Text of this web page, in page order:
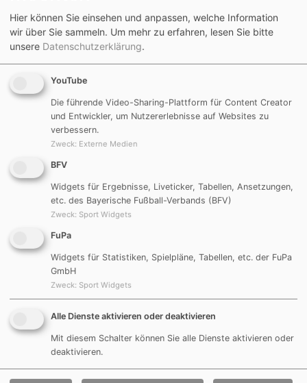
ein Zeichen setzen, um in der aktuellen Zeit
zusammenzustehen, gegenseitig gut aufeinander
aufzupassen, sich zu unterstützen,
auch mal Verzicht zu üben
und sich solidarisch zu verhalten.
Gleichzeitig möchten wir uns bei allen bedanken,
die mit ihrem Handeln aktuell zu einer
Aufrechterhaltung von Normalität
und zur Sicherstellung des Alltags beitragen.
Gemeinsam gegen Corona.
Eure DJK Göggelsbuch!
Hier können Sie einsehen und anpassen, welche Information
wir über Sie sammeln. Um mehr zu erfahren, lesen Sie bitte
unsere Datenschutzerklärung.
YouTube
Die führende Video-Sharing-Plattform für Content Creator
und Entwickler, um Nutzererlebnisse auf Websites zu
verbessern.
Zweck: Externe Medien
BFV
Widgets für Ergebnisse, Liveticker, Tabellen, Ansetzungen,
etc. des Bayerische Fußball-Verbands (BFV)
Zweck: Sport Widgets
FuPa
Widgets für Statistiken, Spielpläne, Tabellen, etc. der FuPa
GmbH
Zweck: Sport Widgets
Alle Dienste aktivieren oder deaktivieren
Mit diesem Schalter können Sie alle Dienste aktivieren oder
deaktivieren.